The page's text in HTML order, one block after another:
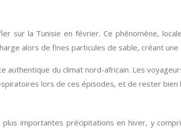
sur la Tunisie en février. Ce phénomène,
alors de fines particules de sable, créant
du climat nord-africain. Les
lors de ces épisodes, et de rester bien
importantes précipitations en hiver, y